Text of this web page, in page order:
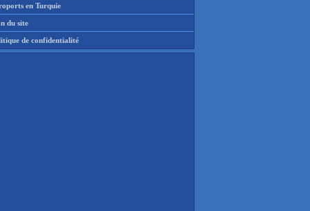
en Turquie
du site
de confidentialité